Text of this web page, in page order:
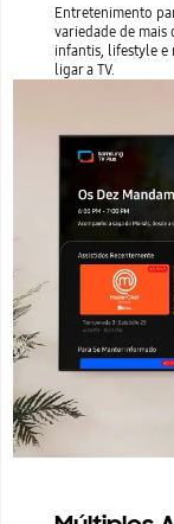
Entretenimento
variedade de mais
infantis, lifestyle e
ligar a TV.